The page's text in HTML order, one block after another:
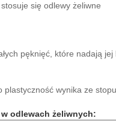
się odlewy żeliwne
pęknięć, które nadają
wynika ze
odlewach żeliwnych: